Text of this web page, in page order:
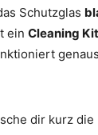
Schutzglas
ein Cleaning Kit
dir kurz die